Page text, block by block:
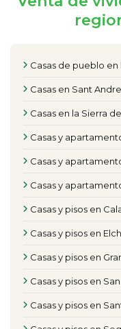
Casas de pueblo
Casas en Sant
Casas en la Sierra
Casas y
Casas y
Casas y
Casas y pisos en
Casas y pisos en
Casas y pisos en
Casas y pisos en
Casas y pisos en